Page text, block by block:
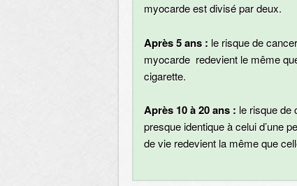
myocarde est divisé par deux.
Après 5 ans : le risque de
myocarde redevient le même
cigarette.
Après 10 à 20 ans : le risque de
presque identique à celui d’une
de vie redevient la même que